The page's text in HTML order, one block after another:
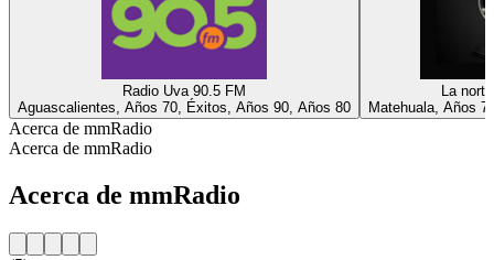
Radio Uva 90.5 FM
Aguascalientes, Años 70, Éxitos, Años 90, Años 80
La
Matehuala, Años
Acerca de mmRadio
Acerca de mmRadio
Acerca de mmRadio